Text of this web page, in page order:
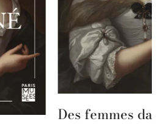
Des femmes